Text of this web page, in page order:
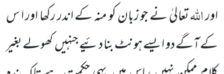
اوراللّٰہتعالیٰ نے جو زبان کو منہ کے اندر رکھا اور ا س
کے آگےدو ایسے ہونٹ بنا دئیے جنہیںکھولے بغیر